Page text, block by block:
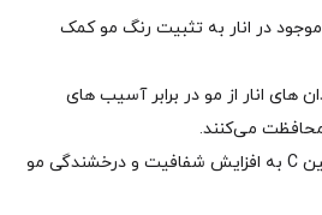
در انار به تثبیت رنگ مو کمک
های انار از مو در برابر آسیب‌ های
محافظت می‌کنند.
– افزایش درخشندگی: ویتامین C به افزایش شفافیت و درخشندگی مو